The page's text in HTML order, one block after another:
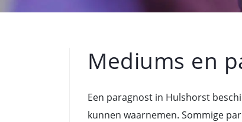
Mediums en
Een paragnost in Hulshorst
kunnen waarnemen. Sommige